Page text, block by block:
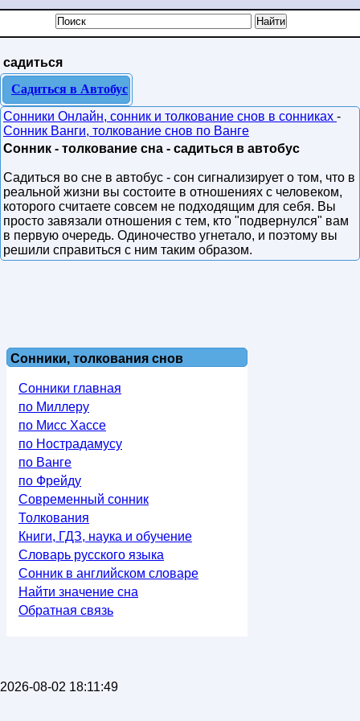
садиться
Садиться в Автобус
Сонники Онлайн, сонник и толкование снов в сонниках -
Сонник Ванги, толкование снов по Ванге
Сонник - толкование сна - садиться в автобус
Садиться во сне в автобус - сон сигнализирует о том, что в
реальной жизни вы состоите в отношениях с человеком,
которого считаете совсем не подходящим для себя. Вы
просто завязали отношения с тем, кто "подвернулся" вам
в первую очередь. Одиночество угнетало, и поэтому вы
решили справиться с ним таким образом.
Сонники, толкования снов
Сонники главная
по Миллеру
по Мисс Хассе
по Нострадамусу
по Ванге
по Фрейду
Современный сонник
Толкования
Книги, ГДЗ, наука и обучение
Словарь русского языка
Сонник в английском словаре
Найти значение сна
Обратная связь
2026-08-02 18:11:49